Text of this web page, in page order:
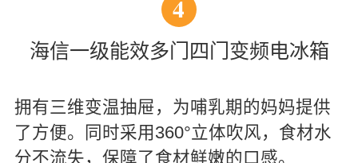
4
海信一级能效多门四门变频电冰箱
拥有三维变温抽屉，为哺乳期的妈妈提供
了方便。同时采用360°立体吹风，食材水
分不流失，保障了食材鲜嫩的口感。